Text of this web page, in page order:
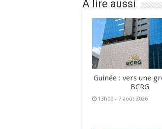
À lire aussi
Guinée : vers une
BCRG
13h00 - 7 août 2026